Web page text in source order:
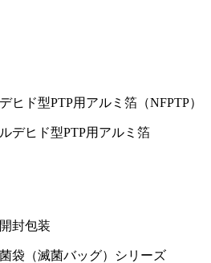
ヒド型PTP用アルミ箔（NFPTP）
袋（滅菌バッグ）シリーズ